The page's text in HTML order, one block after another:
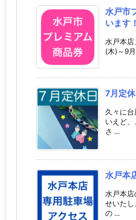
水戸市
います
水戸本店
(木)～9
7月定
久々に
いえど
さ ...
水戸本
水戸本店
せいた
の ...